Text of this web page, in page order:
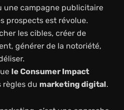
une campagne publicitaire
prospects est révolue.
les cibles, créer de
générer de la notoriété,
le Consumer Impact
du marketing digital.